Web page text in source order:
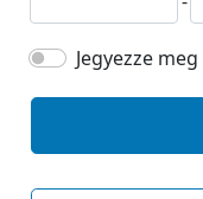
Jegyezze